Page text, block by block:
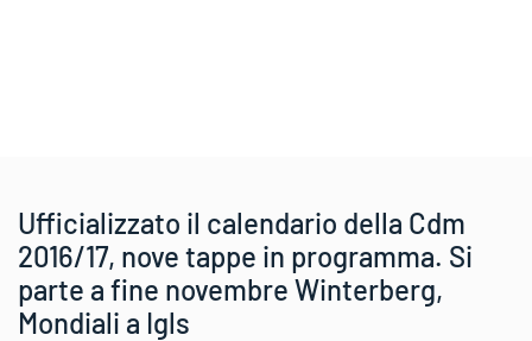
Ufficializzato il calendario della Cdm
2016/17, nove tappe in programma. Si
parte a fine novembre Winterberg,
Mondiali a Igls